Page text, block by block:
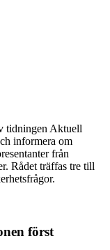
tidningen Aktuell
informera om
från
Rådet träffas tre till
först